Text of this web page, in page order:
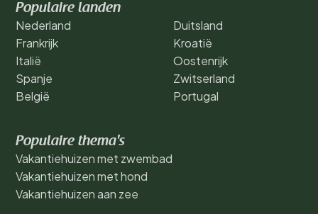
Populaire landen
Nederland
Frankrijk
Italië
Spanje
België
Duitsland
Kroatië
Oostenrijk
Zwitserland
Portugal
Populaire thema's
Vakantiehuizen met zwembad
Vakantiehuizen met hond
Vakantiehuizen aan zee